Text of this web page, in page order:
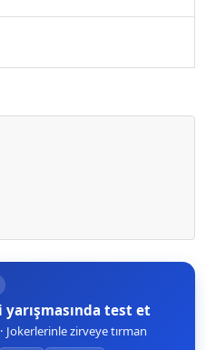
test et
Jokerlerinle zirveye tırman